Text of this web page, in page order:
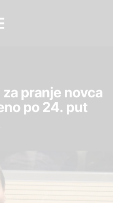
pranje novca
po 24. put